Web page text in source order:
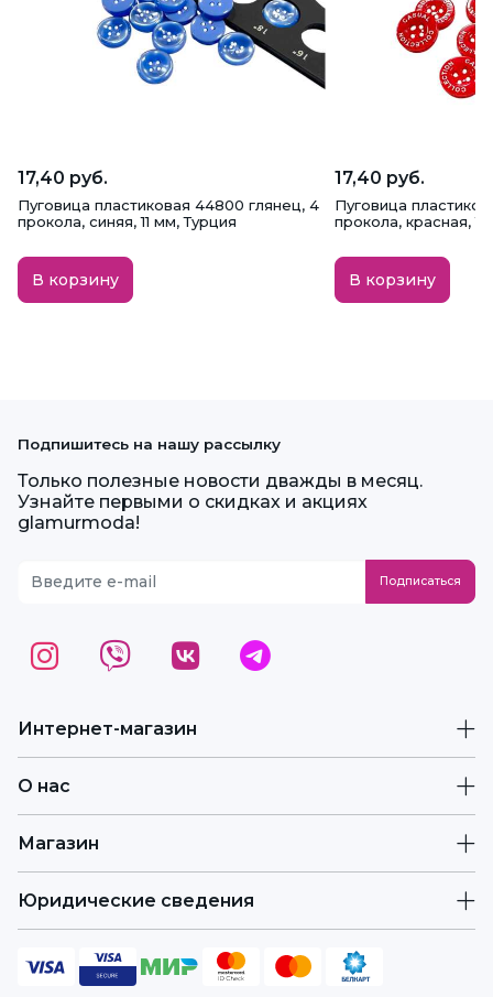
17,40 руб.
Пуговица пластиковая 44800 глянец, 4
прокола, синяя, 11 мм, Турция
В корзину
17,40 руб.
Пуговица
прокола, красная,
В корзину
Интернет-магазин
О нас
Магазин
Юридические сведения
Подпишитесь на нашу рассылку
Только полезные новости дважды в месяц.
Узнайте первыми о скидках и акциях
glamurmoda!